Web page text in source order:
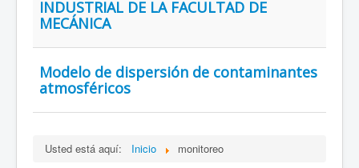
INDUSTRIAL DE LA FACULTAD DE
MECÁNICA
Modelo de dispersión de contaminantes
atmosféricos
Usted está aquí: Inicio monitoreo